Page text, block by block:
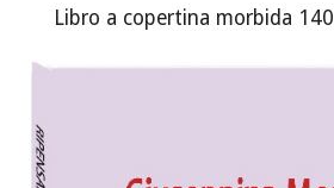
Libro a copertina morbida 140